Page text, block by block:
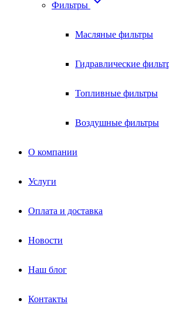
Фильтры
Масляные фильтры
Гидравлические
Топливные фильтры
Воздушные фильтры
О компании
Услуги
Оплата и доставка
Новости
Наш блог
Контакты